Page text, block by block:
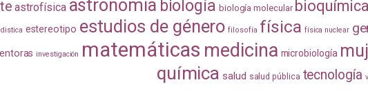
astrofísica astronomía biología biología molecular bioquímica
estereotipo estudios de género filosofía física física nuclear
investigación matemáticas medicina microbiología
química salud salud pública tecnología